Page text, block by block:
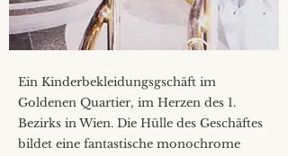
Ein Kinderbekleidungsgschäft im
Goldenen Quartier, im Herzen des 1.
Bezirks in Wien. Die Hülle des Geschäftes
bildet eine fantastische monochrome